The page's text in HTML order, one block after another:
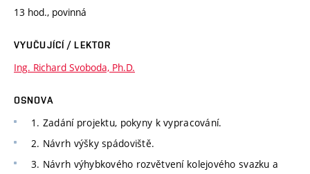
13 hod., povinná
VYUČUJÍCÍ / LEKTOR
Ing. Richard Svoboda, Ph.D.
OSNOVA
1. Zadání projektu, pokyny k vypracování.
2. Návrh výšky spádoviště.
3. Návrh výhybkového rozvětvení kolejového svazku a